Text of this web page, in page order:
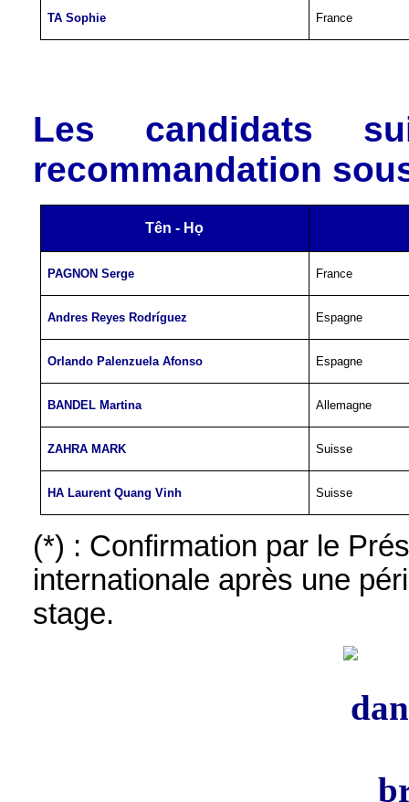
TA Sophie France
Les candidats
recommandation
Tên - Họ
PAGNON Serge France
Andres Reyes Rodríguez Espagne
Orlando Palenzuela Afonso Espagne
BANDEL Martina Allemagne
ZAHRA MARK Suisse
HA Laurent Quang Vinh Suisse
(*) : Confirmation par le
internationale après une
stage.